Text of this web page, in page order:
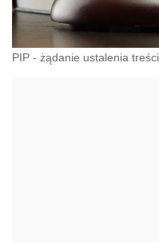
PIP - żądanie ustalenia